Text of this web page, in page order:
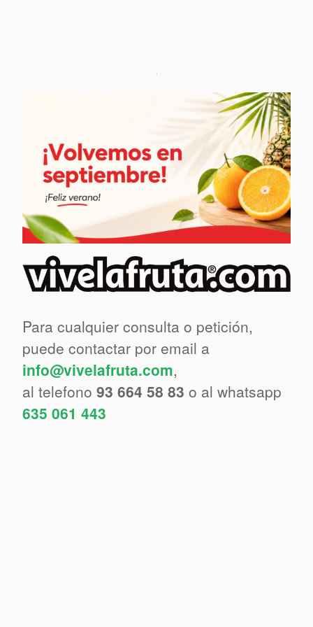
Para cualquier consulta o petición,
puede contactar por email a
info@vivelafruta.com,
al telefono 93 664 58 83 o al whatsapp
635 061 443